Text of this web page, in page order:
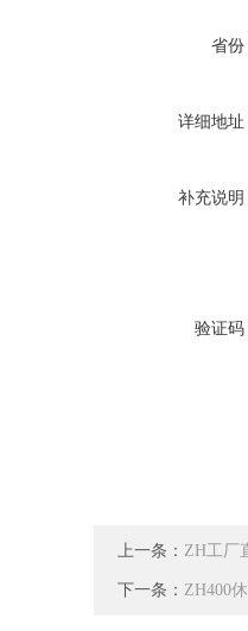
省份
详细地址
补充说明
验证码
上一条： ZH工厂
下一条： ZH400